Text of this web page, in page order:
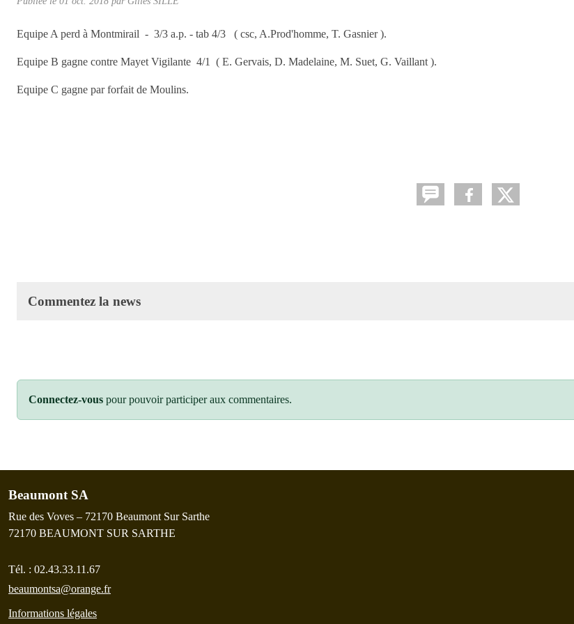
Equipe A perd à Montmirail - 3/3 a.p. - tab 4/3 ( csc, A.Prod'homme, T. Gasnier ).
Equipe B gagne contre Mayet Vigilante 4/1 ( E. Gervais, D. Madelaine, M. Suet, G. Vaillant ).
Equipe C gagne par forfait de Moulins.
Commentez la news
Connectez-vous pour pouvoir participer aux commentaires.
Beaumont SA
Rue des Voves – 72170 Beaumont Sur Sarthe
72170 BEAUMONT SUR SARTHE
Tél. : 02.43.33.11.67
beaumontsa@orange.fr
Informations légales